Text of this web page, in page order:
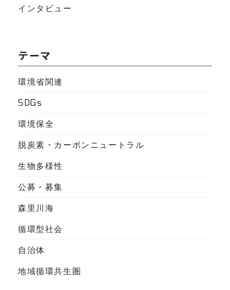
インタビュー
テーマ
環境省関連
SDGs
環境保全
脱炭素・カーボンニュートラル
生物多様性
公募・募集
森里川海
循環型社会
自治体
地域循環共生圏